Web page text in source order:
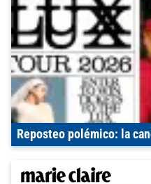
Reposteo polémico: la